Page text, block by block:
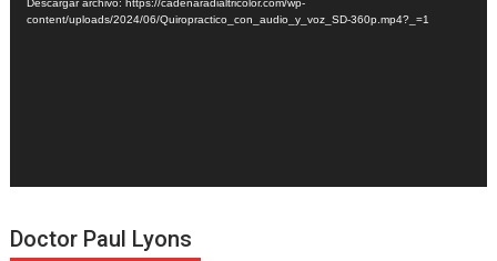
Descargar archivo: https://cadenaradialtricolor.com/wp-
content/uploads/2024/06/Quiropractico_con_audio_y_voz_SD-360p.mp4?_=1
Doctor Paul Lyons